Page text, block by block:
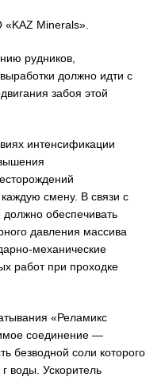
Minerals».
рудников,
должно идти с
забоя этой
интенсификации
смену. В связи с
должно обеспечивать
давления массива
механические
работ при проходке
«Реламикс
соединение —
безводной соли которого
воды. Ускоритель